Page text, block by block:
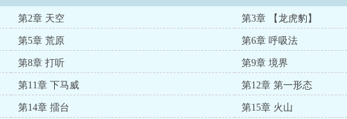
第2章 天空 第3章 【龙虎豹】
第5章 荒原 第6章 呼吸法
第8章 打听 第9章 境界
第11章 下马威 第12章 第一形态
第14章 擂台 第15章 火山